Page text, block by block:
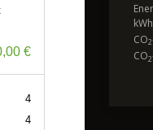
CO2
CO2